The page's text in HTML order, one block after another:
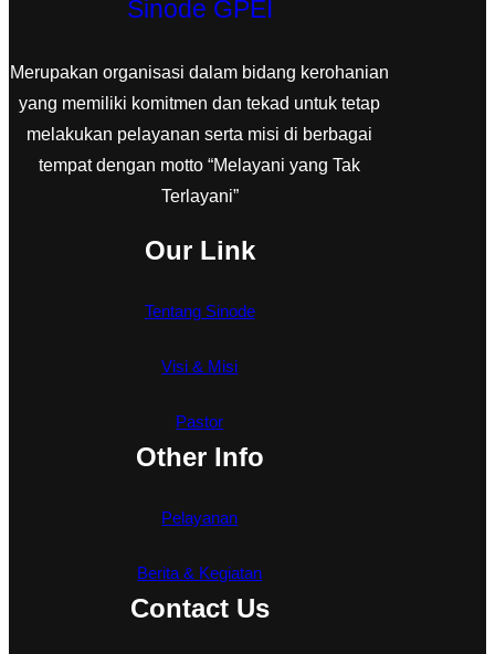
Sinode GPEI
Merupakan organisasi dalam bidang kerohanian
yang memiliki komitmen dan tekad untuk tetap
melakukan pelayanan serta misi di berbagai
tempat dengan motto “Melayani yang Tak
Terlayani”
Our Link
Tentang Sinode
Visi & Misi
Pastor
Other Info
Pelayanan
Berita & Kegiatan
Contact Us